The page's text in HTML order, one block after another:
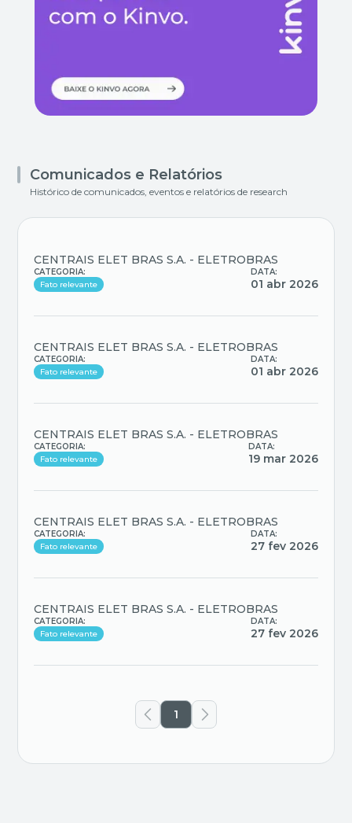
Comunicados e Relatórios
Histórico de comunicados, eventos e relatórios de research
CENTRAIS ELET BRAS S.A. - ELETROBRAS
CATEGORIA:
Fato relevante
DATA:
01 abr 2026
CENTRAIS ELET BRAS S.A. - ELETROBRAS
CATEGORIA:
Fato relevante
DATA:
01 abr 2026
CENTRAIS ELET BRAS S.A. - ELETROBRAS
CATEGORIA:
Fato relevante
DATA:
19 mar 2026
CENTRAIS ELET BRAS S.A. - ELETROBRAS
CATEGORIA:
Fato relevante
DATA:
27 fev 2026
CENTRAIS ELET BRAS S.A. - ELETROBRAS
CATEGORIA:
Fato relevante
DATA:
27 fev 2026
1